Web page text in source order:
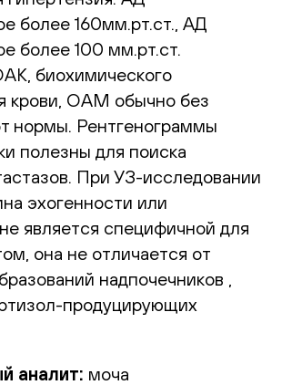
более 160мм.рт.ст., АД
более 100 мм.рт.ст.
биохимического
крови, ОАМ обычно без
нормы. Рентгенограммы
полезны для поиска
При УЗ-исследовании
эхогенности или
является специфичной для
она не отличается от
надпочечников ,
продуцирующих
аналит: моча